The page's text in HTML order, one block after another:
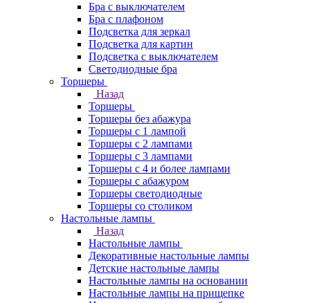
Бра с выключателем
Бра с плафоном
Подсветка для зеркал
Подсветка для картин
Подсветка с выключателем
Светодиодные бра
Торшеры
Назад
Торшеры
Торшеры без абажура
Торшеры с 1 лампой
Торшеры с 2 лампами
Торшеры с 3 лампами
Торшеры с 4 и более лампами
Торшеры с абажуром
Торшеры светодиодные
Торшеры со столиком
Настольные лампы
Назад
Настольные лампы
Декоративные настольные лампы
Детские настольные лампы
Настольные лампы на основании
Настольные лампы на прищепке